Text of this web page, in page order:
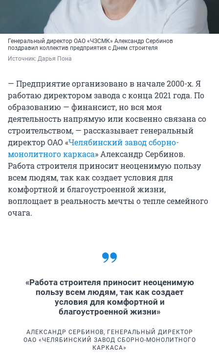
Генеральный директор ОАО «ЧЗСМК» Александр Сербинов
поздравил коллектив предприятия с Днем строителя
Источник: Дарья Пона
— Предприятие организовано в начале 2000-х. Я
работаю директором завода с конца 2021 года. По
образованию — финансист, но вся моя
деятельность напрямую или косвенно связана со
строительством, — рассказывает генеральный
директор ОАО «Челябинский завод сборно-
монолитного каркаса» Александр Сербинов.
Работа строителя приносит неоценимую пользу
всем людям, так как создает условия для
комфортной и благоустроенной жизни,
воплощает в реальность мечты о тепле семейного
очага.
«Работа строителя приносит неоценимую
пользу всем людям, так как создает
условия для комфортной и
благоустроенной жизни»
АЛЕКСАНДР СЕРБИНОВ, ГЕНЕРАЛЬНЫЙ ДИРЕКТОР
ОАО «ЧЕЛЯБИНСКИЙ ЗАВОД СБОРНО-МОНОЛИТНОГО
КАРКАСА»